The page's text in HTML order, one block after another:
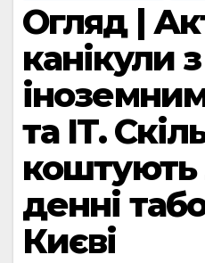
Огляд |
канікули з
та IT.
коштують
денні
Києві